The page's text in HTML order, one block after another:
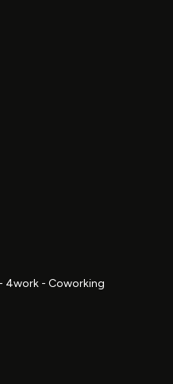
4work - Coworking